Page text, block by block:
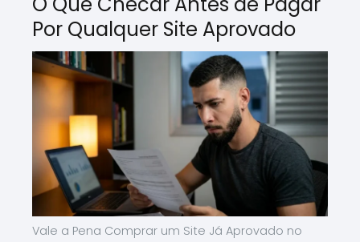
Por Qualquer Site Aprovado
Vale a Pena Comprar um Site Já Aprovado no